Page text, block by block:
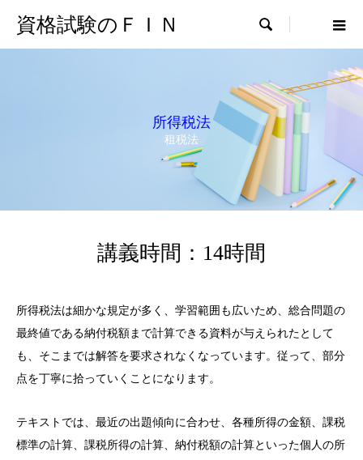
資格試験のＦＩＮ 
所得税法
租税法
講義時間：14時間
所得税法は細かな規定が多く、学習範囲も広いため、総合問題の
最終値である納付税額まで計算できる資料が与えられたとして
も、そこまでは解答を要求されなくなっています。従って、部分
点を丁寧に拾っていくことになります。
テキストでは、最近の出題傾向に合わせ、各種所得の金額、課税
標準の計算、課税所得の計算、納付税額の計算といった個人の所